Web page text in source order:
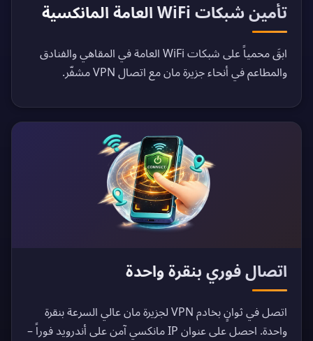
تأمين شبكات WiFi العامة المانكسية
ابقَ محمياً على شبكات WiFi العامة في المقاهي والفنادق
والمطاعم في أنحاء جزيرة مان مع اتصال VPN مشفّر.
اتصال فوري بنقرة واحدة
اتصل في ثوانٍ بخادم VPN لجزيرة مان عالي السرعة بنقرة
واحدة. احصل على عنوان IP مانكسي آمن على أندرويد فوراً –